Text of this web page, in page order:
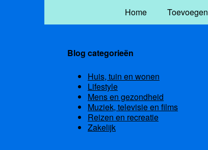
Home Toevoegen
Blog categorieën
Huis, tuin en wonen
Lifestyle
Mens en gezondheid
Muziek, televisie en films
Reizen en recreatie
Zakelijk